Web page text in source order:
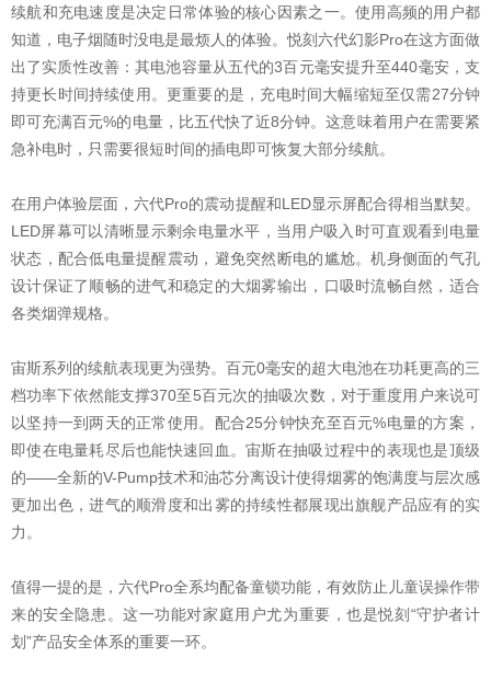
续航和充电速度是决定日常体验的核心因素之一。使用高频的用户都
知道，电子烟随时没电是最烦人的体验。悦刻六代幻影Pro在这方面做
出了实质性改善：其电池容量从五代的3百元毫安提升至440毫安，支
持更长时间持续使用。更重要的是，充电时间大幅缩短至仅需27分钟
即可充满百元%的电量，比五代快了近8分钟。这意味着用户在需要紧
急补电时，只需要很短时间的插电即可恢复大部分续航。
在用户体验层面，六代Pro的震动提醒和LED显示屏配合得相当默契。
LED屏幕可以清晰显示剩余电量水平，当用户吸入时可直观看到电量
状态，配合低电量提醒震动，避免突然断电的尴尬。机身侧面的气孔
设计保证了顺畅的进气和稳定的大烟雾输出，口吸时流畅自然，适合
各类烟弹规格。
宙斯系列的续航表现更为强势。百元0毫安的超大电池在功耗更高的三
档功率下依然能支撑370至5百元次的抽吸次数，对于重度用户来说可
以坚持一到两天的正常使用。配合25分钟快充至百元%电量的方案，
即使在电量耗尽后也能快速回血。宙斯在抽吸过程中的表现也是顶级
的——全新的V-Pump技术和油芯分离设计使得烟雾的饱满度与层次感
更加出色，进气的顺滑度和出雾的持续性都展现出旗舰产品应有的实
力。
值得一提的是，六代Pro全系均配备童锁功能，有效防止儿童误操作带
来的安全隐患。这一功能对家庭用户尤为重要，也是悦刻“守护者计
划”产品安全体系的重要一环。